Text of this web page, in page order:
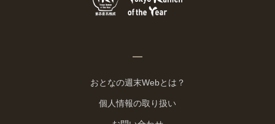
おとなの週末Webとは？
個人情報の取り扱い